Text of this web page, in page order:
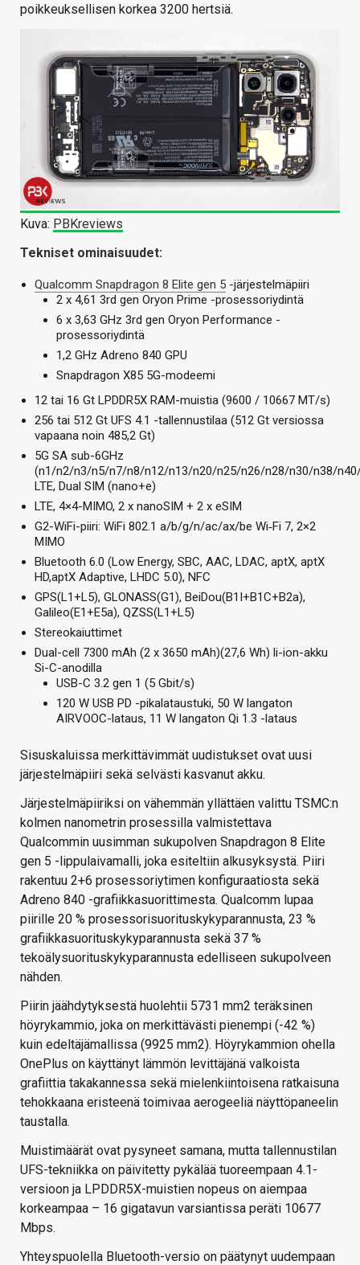
poikkeuksellisen korkea 3200 hertsiä.
Kuva: PBKreviews
Tekniset ominaisuudet:
Qualcomm Snapdragon 8 Elite gen 5 -järjestelmäpiiri
2 x 4,61 3rd gen Oryon Prime -prosessoriydintä
6 x 3,63 GHz 3rd gen Oryon Performance -
prosessoriydintä
1,2 GHz Adreno 840 GPU
Snapdragon X85 5G-modeemi
12 tai 16 Gt LPDDR5X RAM-muistia (9600 / 10667 MT/s)
256 tai 512 Gt UFS 4.1 -tallennustilaa (512 Gt versiossa
vapaana noin 485,2 Gt)
5G SA sub-6GHz
(n1/n2/n3/n5/n7/n8/n12/n13/n20/n25/n26/n28/n30/n38/
LTE, Dual SIM (nano+e)
LTE, 4×4-MIMO, 2 x nanoSIM + 2 x eSIM
G2-WiFi-piiri: WiFi 802.1 a/b/g/n/ac/ax/be Wi‑Fi 7, 2×2
MIMO
Bluetooth 6.0 (Low Energy, SBC, AAC, LDAC, aptX, aptX
HD,aptX Adaptive, LHDC 5.0), NFC
GPS(L1+L5), GLONASS(G1), BeiDou(B1I+B1C+B2a),
Galileo(E1+E5a), QZSS(L1+L5)
Stereokaiuttimet
Dual-cell 7300 mAh (2 x 3650 mAh)(27,6 Wh) li-ion-akku
Si-C-anodilla
USB-C 3.2 gen 1 (5 Gbit/s)
120 W USB PD -pikalataustuki, 50 W langaton
AIRVOOC-lataus, 11 W langaton Qi 1.3 -lataus
Sisuskaluissa merkittävimmät uudistukset ovat uusi
järjestelmäpiiri sekä selvästi kasvanut akku.
Järjestelmäpiiriksi on vähemmän yllättäen valittu TSMC:n
kolmen nanometrin prosessilla valmistettava
Qualcommin uusimman sukupolven Snapdragon 8 Elite
gen 5 -lippulaivamalli, joka esiteltiin alkusyksystä. Piiri
rakentuu 2+6 prosessoriytimen konfiguraatiosta sekä
Adreno 840 -grafiikkasuorittimesta. Qualcomm lupaa
piirille 20 % prosessorisuorituskykyparannusta, 23 %
grafiikkasuorituskykyparannusta sekä 37 %
tekoälysuorituskykyparannusta edelliseen sukupolveen
nähden.
Piirin jäähdytyksestä huolehtii 5731 mm2 teräksinen
höyrykammio, joka on merkittävästi pienempi (-42 %)
kuin edeltäjämallissa (9925 mm2). Höyrykammion ohella
OnePlus on käyttänyt lämmön levittäjänä valkoista
grafiittia takakannessa sekä mielenkiintoisena ratkaisuna
tehokkaana eristeenä toimivaa aerogeeliä näyttöpaneelin
taustalla.
Muistimäärät ovat pysyneet samana, mutta tallennustilan
UFS-tekniikka on päivitetty pykälää tuoreempaan 4.1-
versioon ja LPDDR5X-muistien nopeus on aiempaa
korkeampaa – 16 gigatavun varsiantissa peräti 10677
Mbps.
Yhteyspuolella Bluetooth-versio on päätynyt uudempaan